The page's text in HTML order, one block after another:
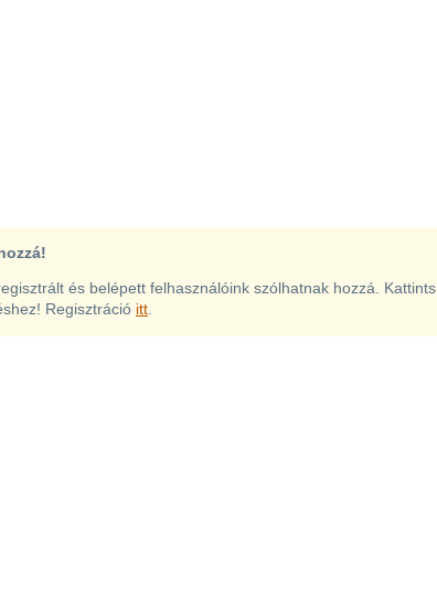
és belépett felhasználóink szólhatnak hozzá. Kattints
Regisztráció itt